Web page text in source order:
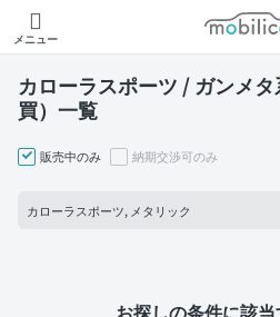
メニュー
モビ
カローラスポーツ / ガンメ
買）一覧
販売中のみ 納期交渉可のみ
カローラスポーツ, メタリック
お探しの条件に該